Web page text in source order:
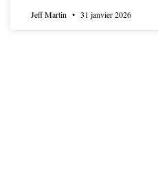
Jeff Martin 31 janvier 2026